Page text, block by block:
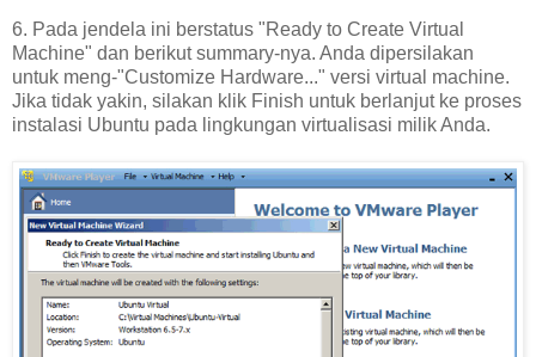
6. Pada jendela ini berstatus "Ready to Create Virtual
Machine" dan berikut summary-nya. Anda dipersilakan
untuk meng-"Customize Hardware..." versi virtual machine.
Jika tidak yakin, silakan klik Finish untuk berlanjut ke proses
instalasi Ubuntu pada lingkungan virtualisasi milik Anda.